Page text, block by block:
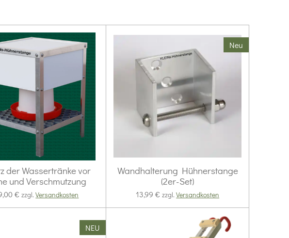
der Wassertränke vor
und Verschmutzung
€ zzgl.Versandkosten
Neu
Wandhalterung Hühnerstange
(2er-Set)
13,99 € zzgl.Versandkosten
NEU